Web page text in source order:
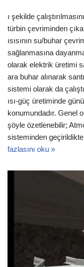
ı şekilde
türbin çevriminden
ısısının su/buhar
sağlanmasına
olarak elektrik üretimi
ara buhar alınarak
sistemi olarak da
ısı-güç üretiminde
konumundadır. Genel
şöyle özetlenebilir;
sisteminden
fazlasını oku »